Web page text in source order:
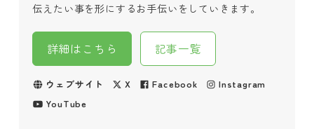
伝えたい事を形にするお手伝いをしていきます。
詳細はこちら 記事一覧
ウェブサイト X Facebook
Instagram
YouTube